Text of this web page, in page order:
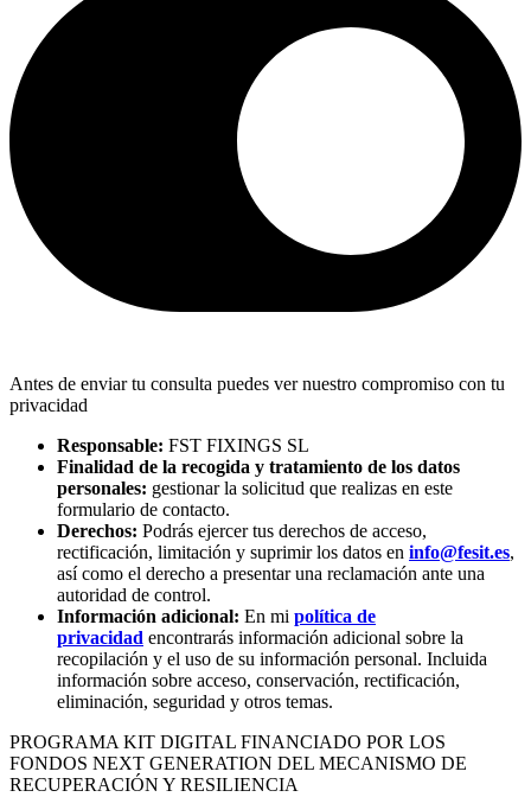
Antes de enviar tu consulta puedes ver nuestro compromiso con tu
privacidad
Responsable: FST FIXINGS SL
Finalidad de la recogida y tratamiento de los datos
personales: gestionar la solicitud que realizas en este
formulario de contacto.
Derechos: Podrás ejercer tus derechos de acceso,
rectificación, limitación y suprimir los datos en info@fesit.es,
así como el derecho a presentar una reclamación ante una
autoridad de control.
Información adicional: En mi política de
privacidad encontrarás información adicional sobre la
recopilación y el uso de su información personal. Incluida
información sobre acceso, conservación, rectificación,
eliminación, seguridad y otros temas.
PROGRAMA KIT DIGITAL FINANCIADO POR LOS
FONDOS NEXT GENERATION DEL MECANISMO DE
RECUPERACIÓN Y RESILIENCIA